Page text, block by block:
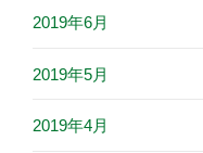
2019年6月
2019年5月
2019年4月